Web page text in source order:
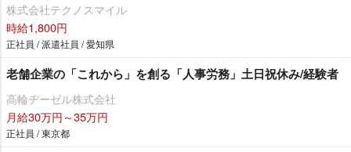
株式会社テクノスマイル
時給1,800円
正社員 / 派遣社員 / 愛知県
老舗企業の「これから」を創る「人事労務」土日祝休み/経験者
高輪ヂーゼル株式会社
月給30万円～35万円
正社員 / 東京都